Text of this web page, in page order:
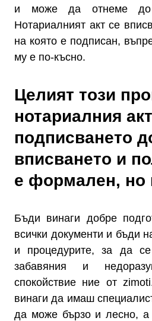
и може да отнеме
Нотариалният акт се
на която е подписан,
му е по-късно.
Целият този
нотариалния
подписването
вписването и
е формален, но
Бъди винаги добре
всички документи и бъди
и процедурите, за да се
забавяния и
спокойствие ние от
винаги да имаш
да може бързо и лесно, а